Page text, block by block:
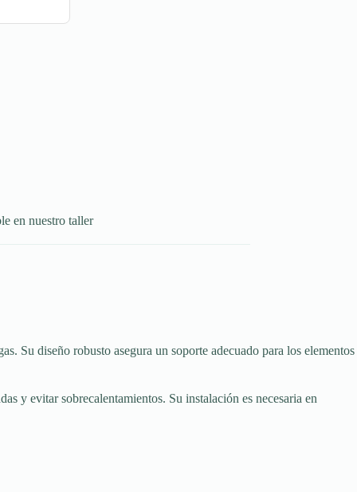
en nuestro taller
Su diseño robusto asegura un soporte adecuado para los elementos
y evitar sobrecalentamientos. Su instalación es necesaria en